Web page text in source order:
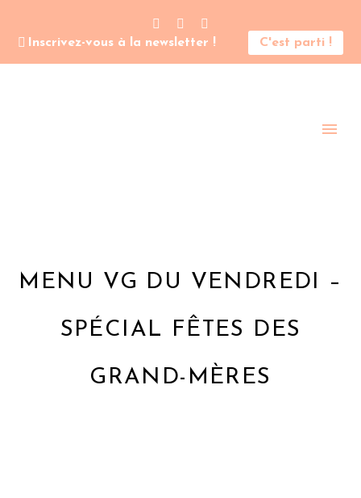
Inscrivez-vous à la newsletter ! C'est parti !
MENU VG DU VENDREDI –
SPÉCIAL FÊTES DES
GRAND-MÈRES